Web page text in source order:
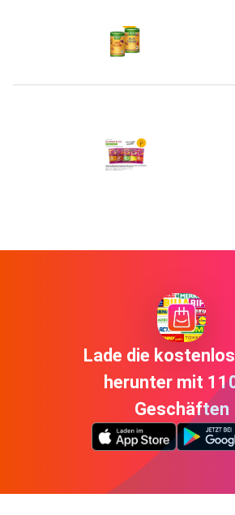
Lade die
herunter mit
Geschäften